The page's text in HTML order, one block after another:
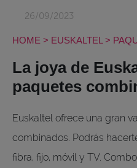
26/09/2023
HOME > EUSKALTEL >
La joya de
paquetes
Euskaltel ofrece una gran
combinados. Podrás
fibra, fijo, móvil y TV.